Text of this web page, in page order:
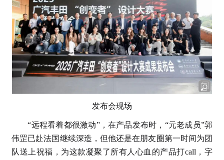
发布会现场
“远程看着都很激动”，在产品发布时，“元老成员”郭
伟罡已赴法国继续深造，但他还是在朋友圈第一时间为团
队送上祝福，为这款凝聚了所有人心血的产品打call，字